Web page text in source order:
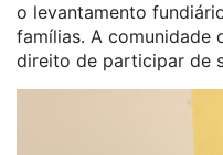
o levantamento
famílias. A comunidade
direito de participar de